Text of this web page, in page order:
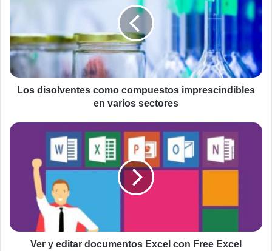
en
varios
sectores
Los disolventes como compuestos imprescindibles
en varios sectores
Ver
editar
documentos
Excel
Viewer
Ver y editar documentos Excel con Free Excel